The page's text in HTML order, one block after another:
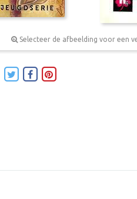
Selecteer de afbeelding voor een